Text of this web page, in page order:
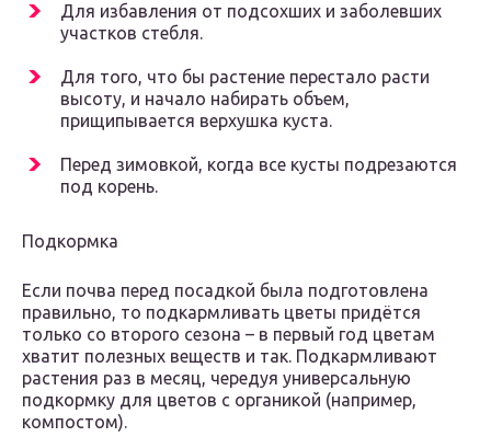
Для избавления от подсохших и заболевших
участков стебля.
Для того, что бы растение перестало расти
высоту, и начало набирать объем,
прищипывается верхушка куста.
Перед зимовкой, когда все кусты подрезаются
под корень.
Подкормка
Если почва перед посадкой была подготовлена
правильно, то подкармливать цветы придётся
только со второго сезона – в первый год цветам
хватит полезных веществ и так. Подкармливают
растения раз в месяц, чередуя универсальную
подкормку для цветов с органикой (например,
компостом).